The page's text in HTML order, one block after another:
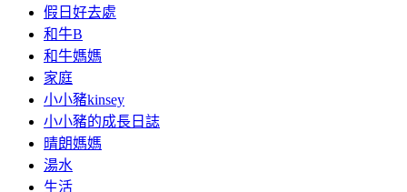
假日好去處
和牛B
和牛媽媽
家庭
小小豬kinsey
小小豬的成長日誌
晴朗媽媽
湯水
生活